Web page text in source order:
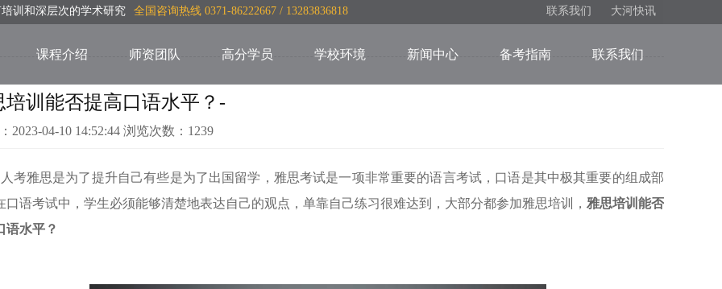
训和深层次的学术研究 全国咨询热线 0371-86222667 / 13283836818 联系我们 大河快讯
课程介绍 师资团队 高分学员 学校环境 新闻中心 备考指南 联系我们
培训能否提高口语水平？-
2023-04-10 14:52:44 浏览次数：1239
考雅思是为了提升自己有些是为了出国留学，雅思考试是一项非常重要的语言考试，口语是其中极其重要的组成部
口语考试中，学生必须能够清楚地表达自己的观点 ，单靠自己练习很难达到，大部分都参加雅思培训， 雅思培训能否
语水平？